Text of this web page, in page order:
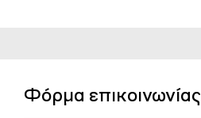
Φόρμα επικοινωνίας